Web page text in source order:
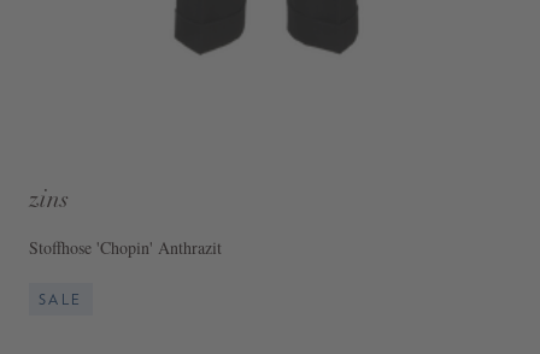
zins
Stoffhose 'Chopin' Anthrazit
SALE